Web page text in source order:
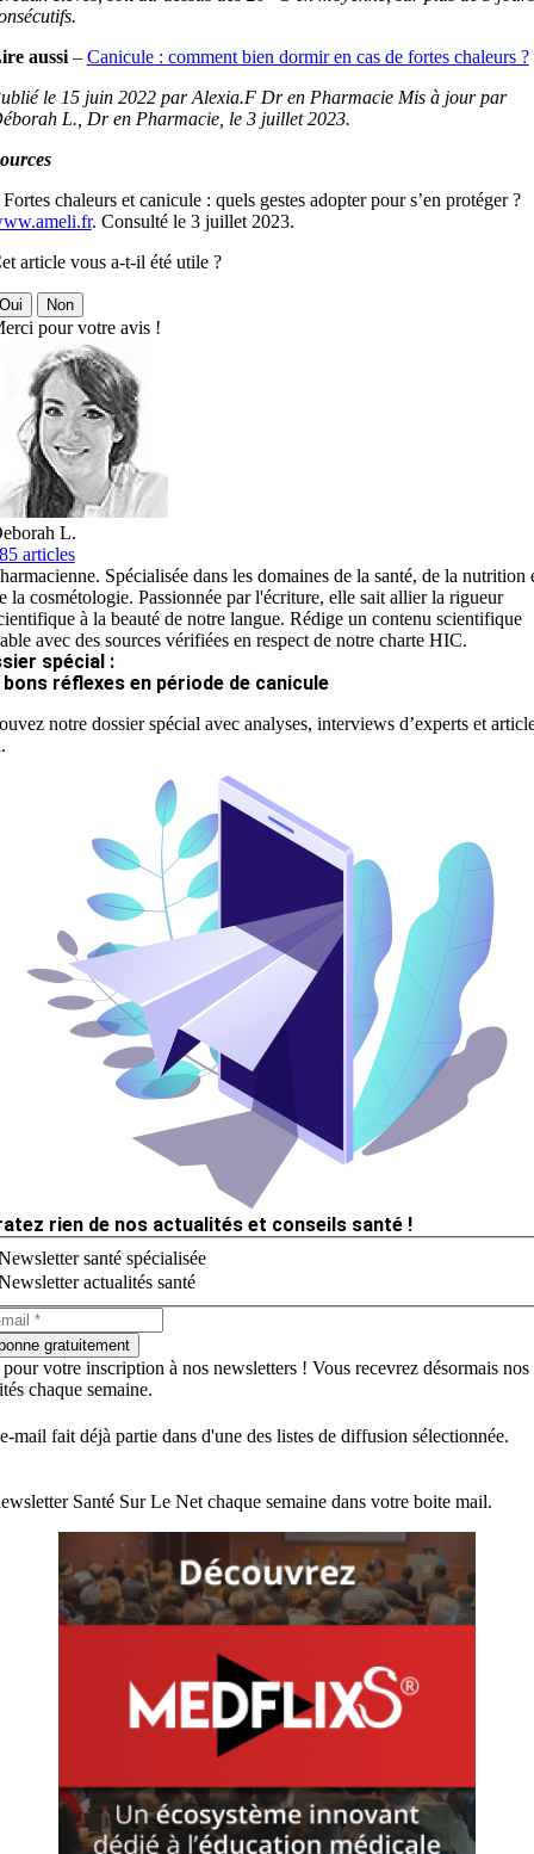
aussi– Canicule : comment bien dormir en cas de fortes chaleurs ?
le 15 juin 2022 par Alexia.F Dr en Pharmacie Mis à jour par
L., Dr en Pharmacie, le 3 juillet 2023.
chaleurs et canicule : quels gestes adopter pour s’en protéger ?
. Consulté le 3 juillet 2023.
article vous a-t-il été utile ?
Non
pour votre avis !
L.
articles
Spécialisée dans les domaines de la santé, de la nutrition
la cosmétologie. Passionnée par l'écriture, elle sait allier la rigueur
à la beauté de notre langue. Rédige un contenu scientifique
avec des sources vérifiées en respect de notre charte HIC.
spécial :
bons réflexes en période de canicule
notre dossier spécial avec analyses, interviews d’experts et
rien de nos actualités et conseils santé !
santé spécialisée
actualités santé
gratuitement
votre inscription à nos newsletters ! Vous recevrez désormais nos
chaque semaine.
mail fait déjà partie dans d'une des listes de diffusion sélectionnée.
Santé Sur Le Net chaque semaine dans votre boite mail.